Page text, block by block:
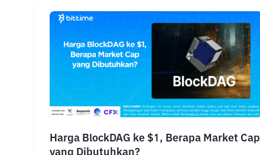
Harga BlockDAG ke $1, Berapa Market Cap
yang Dibutuhkan?